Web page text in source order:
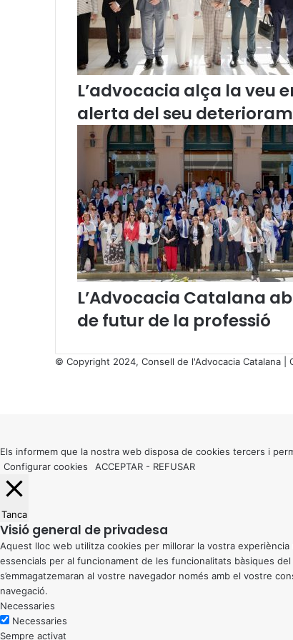
r
i
t
s
i
d
e
m
a
n
s
a
l
s
j
u
t
j
t
d
e
à
t
i
c
L’advocacia alça la veu
alerta del seu
L’Advocacia Catalana
de futur de la professió
© Copyright 2024, Consell de l'Advocacia Catalana |
button
Els informem que la nostra web disposa de cookies tercers i
Configurar cookies
ACCEPTAR - REFUSAR
Tanca
Visió general de privadesa
Aquest lloc web utilitza cookies per millorar la vostra
essencials per al funcionament de les funcionalitats bàsiques
s’emmagatzemaran al vostre navegador només amb el vostre
navegació.
Necessaries
Necessaries
Sempre activat